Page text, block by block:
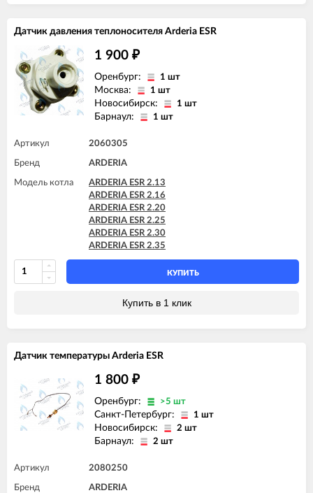
Датчик давления теплоносителя Arderia ESR
1 900 ₽
Оренбург: 1 шт
Москва: 1 шт
Новосибирск: 1 шт
Барнаул: 1 шт
Артикул 2060305
Бренд ARDERIA
Модель котла
ARDERIA ESR 2.13
ARDERIA ESR 2.16
ARDERIA ESR 2.20
ARDERIA ESR 2.25
ARDERIA ESR 2.30
ARDERIA ESR 2.35
КУПИТЬ
Купить в 1 клик
Датчик температуры Arderia ESR
1 800 ₽
Оренбург: >5 шт
Санкт-Петербург: 1 шт
Новосибирск: 2 шт
Барнаул: 2 шт
Артикул 2080250
Бренд ARDERIA